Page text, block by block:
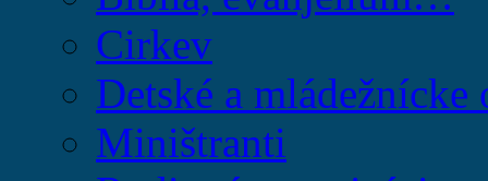
Cirkev
Detské a mládežnícke
Miništranti